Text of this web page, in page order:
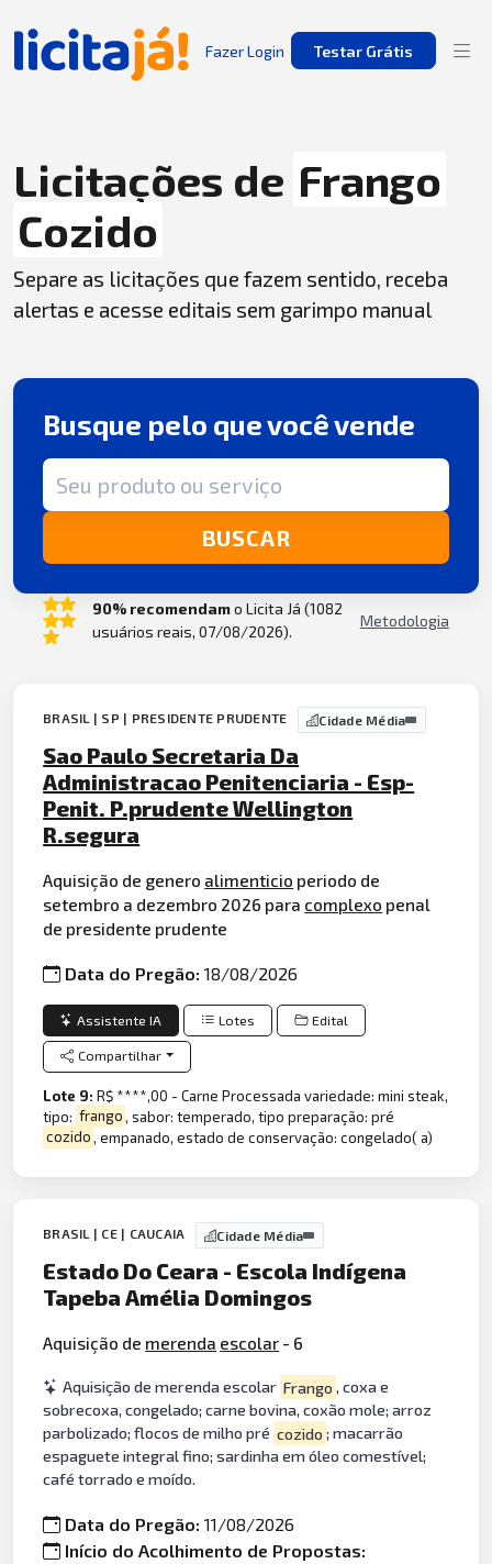
Fazer Login Testar Grátis
Licitações de Frango
Cozido
Separe as licitações que fazem sentido, receba
alertas e acesse editais sem garimpo manual
Busque pelo que você vende
Termo de busca
BUSCAR
90% recomendamo Licita Já (1082
usuários reais, 07/08/2026).
Metodologia
BRASIL | SP | PRESIDENTE PRUDENTE Cidade Média
Sao Paulo Secretaria Da
Administracao Penitenciaria - Esp-
Penit. P.prudente Wellington
R.segura
Aquisição de genero alimenticio periodo de
setembro a dezembro 2026 para complexo penal
de presidente prudente
Data do Pregão:18/08/2026
Assistente IA Lotes Edital
Compartilhar
Lote 9:R$ ****,00 - Carne Processada variedade: mini steak,
tipo: frango, sabor: temperado, tipo preparação: pré
cozido, empanado, estado de conservação: congelado( a)
BRASIL | CE | CAUCAIA Cidade Média
Estado Do Ceara - Escola Indígena
Tapeba Amélia Domingos
Aquisição de merenda escolar - 6
Aquisição de merenda escolar Frango , coxa e
sobrecoxa, congelado; carne bovina, coxão mole; arroz
parbolizado; flocos de milho pré cozido ; macarrão
espaguete integral fino; sardinha em óleo comestível;
café torrado e moído.
Data do Pregão:11/08/2026
Início do Acolhimento de Propostas: